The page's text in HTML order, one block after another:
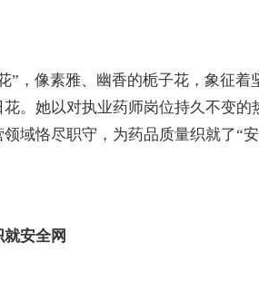
像素雅、幽香的栀子花，象征着
。她以对执业药师岗位持久不变
域恪尽职守，为药品质量织就了“
安全网